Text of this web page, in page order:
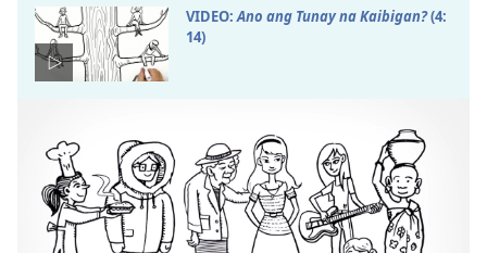
VIDEO:Ano ang Tunay na Kaibigan?(4:​
14)